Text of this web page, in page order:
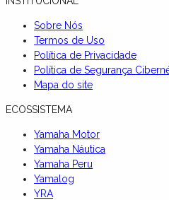
Sobre Nós
Termos de Uso
Política de Privacidade
Política de Segurança
Mapa do site
ECOSSISTEMA
Yamaha Motor
Yamaha Náutica
Yamaha Peru
Yamalog
YRA